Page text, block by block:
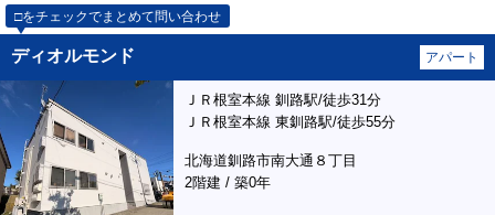
□をチェックでまとめて問い合わせ
ディオルモンド アパート
ＪＲ根室本線 釧路駅/徒歩31分
ＪＲ根室本線 東釧路駅/徒歩55分
北海道釧路市南大通８丁目
2階建 / 築0年